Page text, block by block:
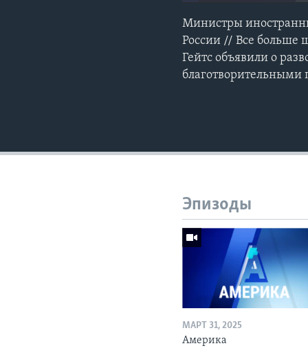
Министры
России // Все больше
Гейтс объявили о
благотворительными
Эпизоды
МАРТ 31, 2025
Америка